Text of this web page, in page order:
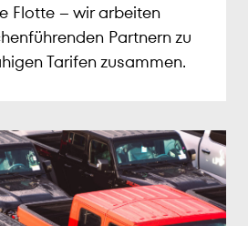
Flotte – wir arbeiten
Partnern zu
Tarifen zusammen.